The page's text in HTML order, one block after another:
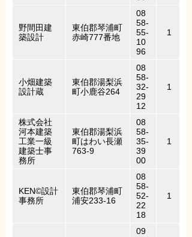
野間田建
築設計
東伯郡琴浦町
赤崎777番地
08
58-
55-
10
96
1
小畑建築
設計蔵
東伯郡湯梨浜
町小鹿谷264
08
58-
32-
29
12
1
株式会社
河本建築
工業一級
建築士事
務所
東伯郡湯梨浜
町はわい長瀬
763-9
08
58-
35-
39
00
1
KEN©設計
事務所
東伯郡琴浦町
浦安233-16
08
58-
52-
22
18
1
09